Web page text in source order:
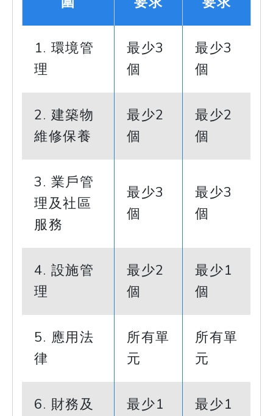
1. 環境管
理
最少3
個
最少3
個
2. 建築物
維修保養
最少2
個
最少2
個
3. 業戶管
理及社區
服務
最少3
個
最少3
個
4. 設施管
理
最少2
個
最少1
個
5. 應用法
律
所有單
元
所有單
元
6. 財務及
最少1
最少1